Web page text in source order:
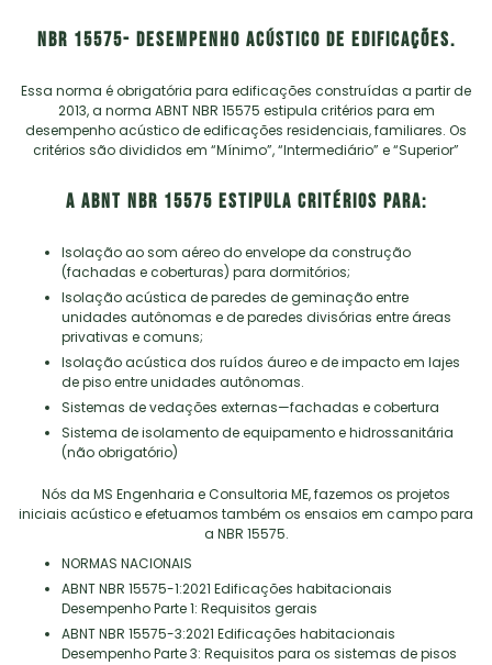
NBR 15575- desempenho acústico de edificações.
Essa norma é obrigatória para edificações construídas a partir de
2013, a norma ABNT NBR 15575 estipula critérios para em
desempenho acústico de edificações residenciais, familiares. Os
critérios são divididos em “Mínimo”, “Intermediário” e “Superior”
A ABNT NBR 15575 estipula critérios para:
Isolação ao som aéreo do envelope da construção
(fachadas e coberturas) para dormitórios;
Isolação acústica de paredes de geminação entre
unidades autônomas e de paredes divisórias entre áreas
privativas e comuns;
Isolação acústica dos ruídos áureo e de impacto em lajes
de piso entre unidades autônomas.
Sistemas de vedações externas—fachadas e cobertura
Sistema de isolamento de equipamento e hidrossanitária
(não obrigatório)
Nós da MS Engenharia e Consultoria ME, fazemos os projetos
iniciais acústico e efetuamos também os ensaios em campo para
a NBR 15575.
NORMAS NACIONAIS
ABNT NBR 15575-1:2021 Edificações habitacionais
Desempenho Parte 1: Requisitos gerais
ABNT NBR 15575-3:2021 Edificações habitacionais
Desempenho Parte 3: Requisitos para os sistemas de pisos